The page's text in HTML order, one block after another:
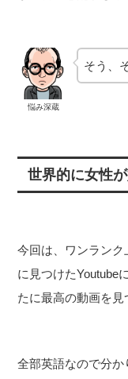
悩み深蔵
そう、
世界的に女性
今回は、ワンラン
に見つけたYoutube
たに最高の動画を見
全部英語なので分